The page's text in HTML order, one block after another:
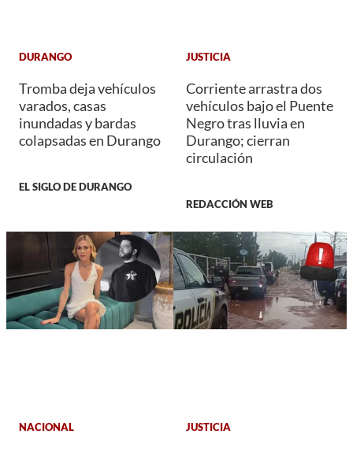
DURANGO
Tromba deja vehículos
varados, casas
inundadas y bardas
colapsadas en Durango
EL SIGLO DE DURANGO
JUSTICIA
Corriente arrastra dos
vehículos bajo el Puente
Negro tras lluvia en
Durango; cierran
circulación
REDACCIÓN WEB
NACIONAL JUSTICIA